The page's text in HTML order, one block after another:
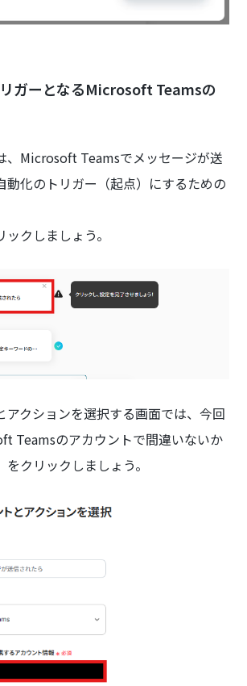
ガーとなるMicrosoft Teamsの
、Microsoft Teamsでメッセージが送
動化のトリガー（起点）にするための
クしましょう。
アクションを選択する画面では、今回
Teamsのアカウントで間違いないか
クリックしましょう。